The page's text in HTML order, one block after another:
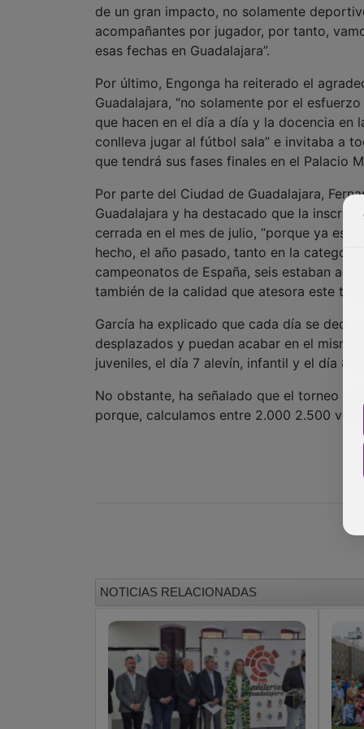
de un gran impacto, no solamente
acompañantes por jugador, por tanto,
esas fechas en Guadalajara”.
Por último, Engonga ha reiterado el
Guadalajara, “no solamente por el
que hacen en el día a día y la docencia
conlleva jugar al fútbol sala” e invitaba a
que tendrá sus fases finales en el Palacio
Por parte del Ciudad de Guadalajara,
Guadalajara y ha destacado que la
cerrada en el mes de julio, “porque ya
hecho, el año pasado, tanto en la
campeonatos de España, seis estaban
también de la calidad que atesora este
García ha explicado que cada día se
desplazados y puedan acabar en el
juveniles, el día 7 alevín, infantil y el día 8
No obstante, ha señalado que el torneo
porque, calculamos entre 2.000 2.500
NOTICIAS RELACIONADAS